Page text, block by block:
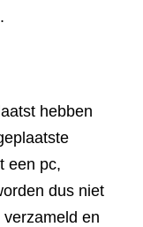
hebben
een pc,
dus niet
en